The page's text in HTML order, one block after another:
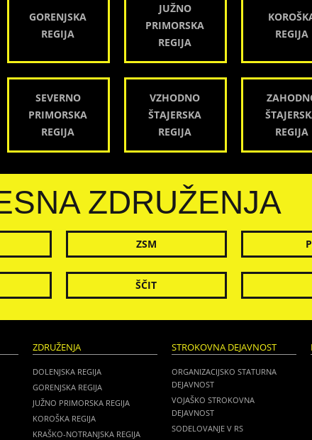
GORENJSKA
REGIJA
JUŽNO
PRIMORSKA
REGIJA
REGIJA
SEVERNO
PRIMORSKA
REGIJA
VZHODNO
ŠTAJERSKA
REGIJA
REGIJA
ZDRUŽENJA
ZSM
ŠČIT
ZDRUŽENJA
DOLENJSKA REGIJA
GORENJSKA REGIJA
JUŽNO PRIMORSKA REGIJA
KOROŠKA REGIJA
KRAŠKO-NOTRANJSKA REGIJA
STROKOVNA DEJAVNOST
ORGANIZACIJSKO STATURNA
DEJAVNOST
VOJAŠKO STROKOVNA
DEJAVNOST
SODELOVANJE V RS